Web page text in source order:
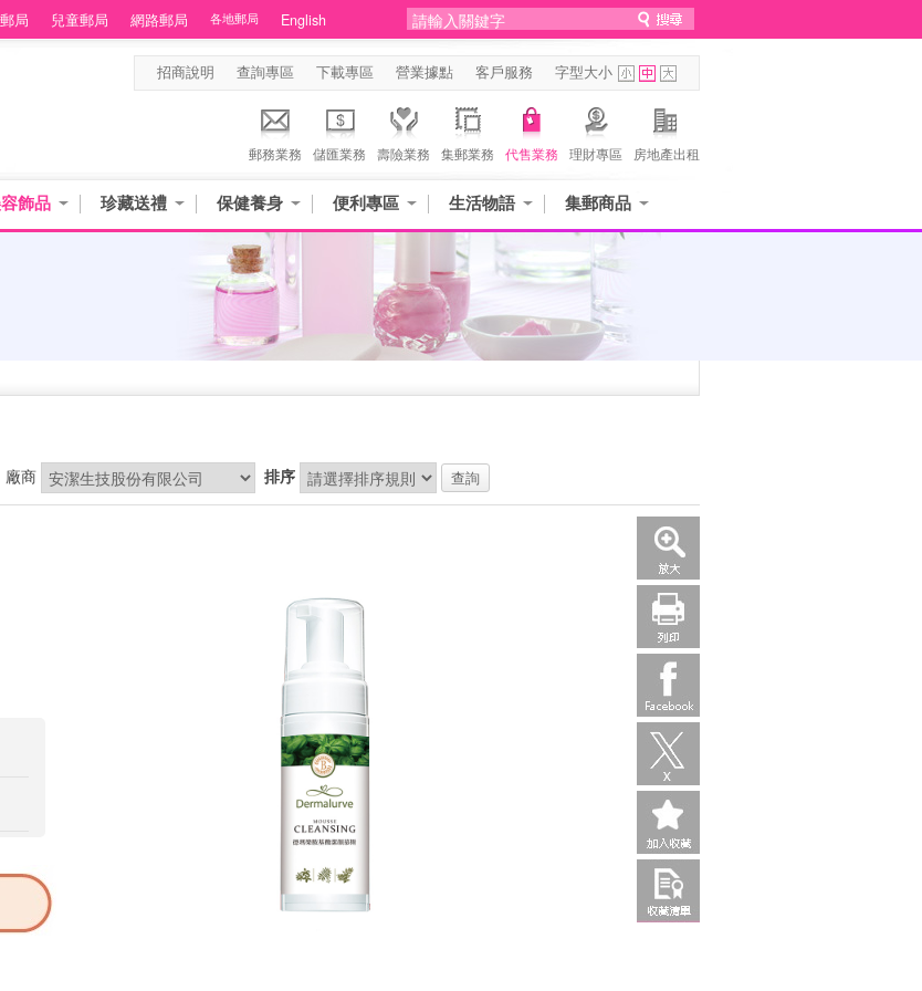
局 兒童郵局 網路郵局 各地郵局 English
招商說明 查詢專區 下載專區 營業據點 客戶服務 字型大小
郵務業務 儲匯業務 壽險業務 集郵業務 代售業務 理財專區 房地產出租
飾品 珍藏送禮 保健養身 便利專區 生活物語 集郵商品
廠商 排序